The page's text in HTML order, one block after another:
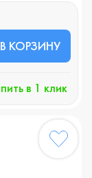
В КОРЗИНУ
в 1 клик